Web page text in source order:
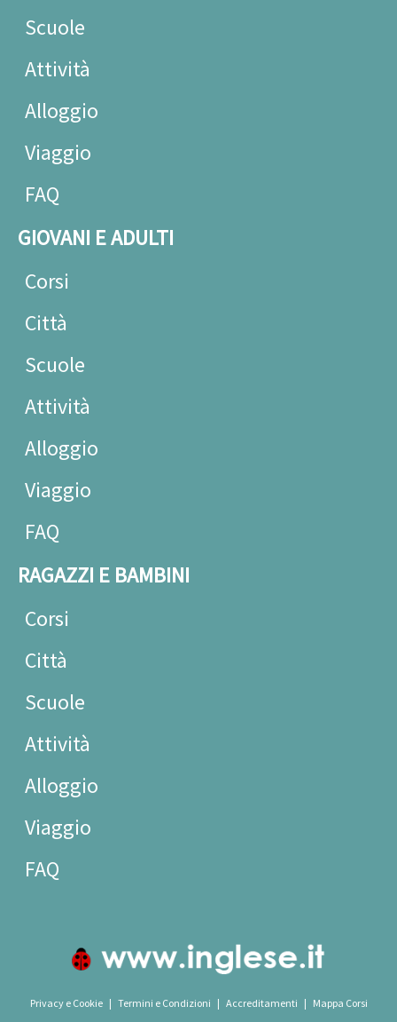
Scuole
Attività
Alloggio
Viaggio
FAQ
GIOVANI E ADULTI
Corsi
Città
Scuole
Attività
Alloggio
Viaggio
FAQ
RAGAZZI E BAMBINI
Corsi
Città
Scuole
Attività
Alloggio
Viaggio
FAQ
Privacy e Cookie | Termini e Condizioni | Accreditamenti | Mappa Corsi